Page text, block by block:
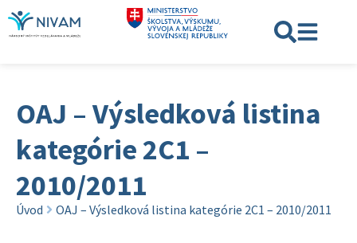
OAJ – Výsledková listina
kategórie 2C1 –
2010/2011
Úvod OAJ – Výsledková listina kategórie 2C1 – 2010/2011